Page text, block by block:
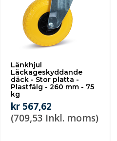
Länkhjul
Läckageskyddande
däck - Stor platta -
Plastfälg - 260 mm - 75
kg
kr 567,62
(709,53 Inkl. moms)